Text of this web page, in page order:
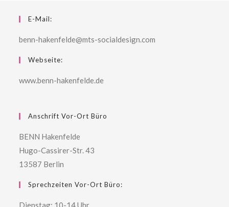
E-Mail:
benn-hakenfelde@mts-socialdesign.com
Webseite:
www.benn-hakenfelde.de
Anschrift Vor-Ort Büro
BENN Hakenfelde
Hugo-Cassirer-Str. 43
13587 Berlin
Sprechzeiten Vor-Ort Büro:
Dienstag: 10-14 Uhr